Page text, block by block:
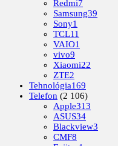
Redmi7
Samsung39
Sony1
TCL11
VAIO1
vivo9
Xiaomi22
ZTE2
Tehnológia169
Telefon (2 106)
Apple313
ASUS34
Blackview3
CMF8